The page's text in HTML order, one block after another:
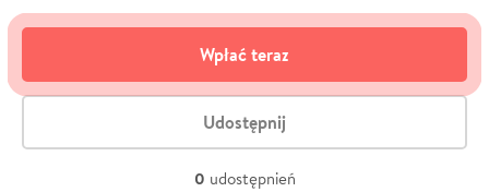
Wpłać teraz
Udostępnij
0 udostępnień